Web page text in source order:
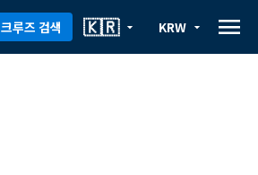
크루즈 검색 arrow_drop_down
🇰🇷 arrow_drop_down
KRW menu